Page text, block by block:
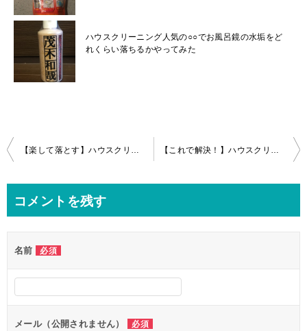
ハウスクリーニング人気の○○でお風呂鏡の水垢をど
れくらい落ちるかやってみた
投
ビ
ー
シ
ョ
ン
コメントを残す
名前 必須
メール（公開されません） 必須